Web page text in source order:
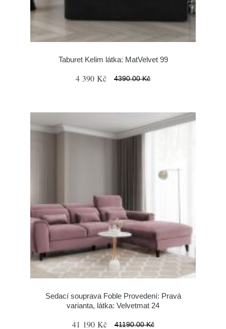
Taburet Kelim látka: MatVelvet 99
4 390 Kč 4390.00 Kč
Sedací souprava Foble Provedení: Pravá
varianta, látka: Velvetmat 24
41 190 Kč 41190.00 Kč